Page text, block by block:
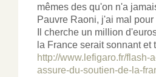
mêmes des qu'on n'a
Pauvre Raoni, j'ai mal
Il cherche un million
la France serait sonnant
http://www.lefigaro.fr/flash-
assure-du-soutien-de-la-